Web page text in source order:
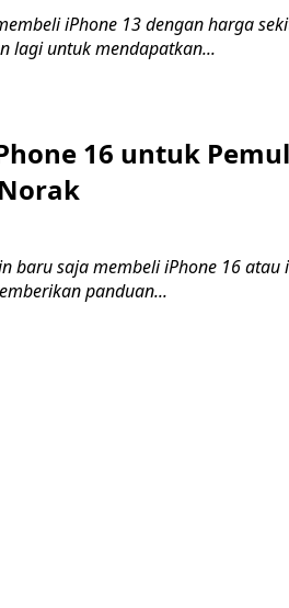
iPhone 13 dengan harga
lagi untuk mendapatkan...
16 untuk
baru saja membeli iPhone 16 atau
panduan...